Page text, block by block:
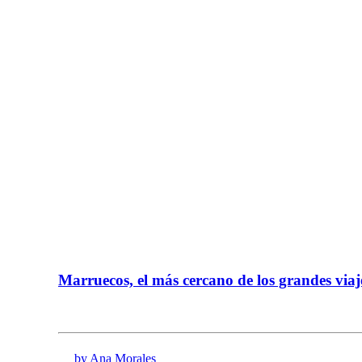
Marruecos, el más cercano de los grandes
by Ana Morales